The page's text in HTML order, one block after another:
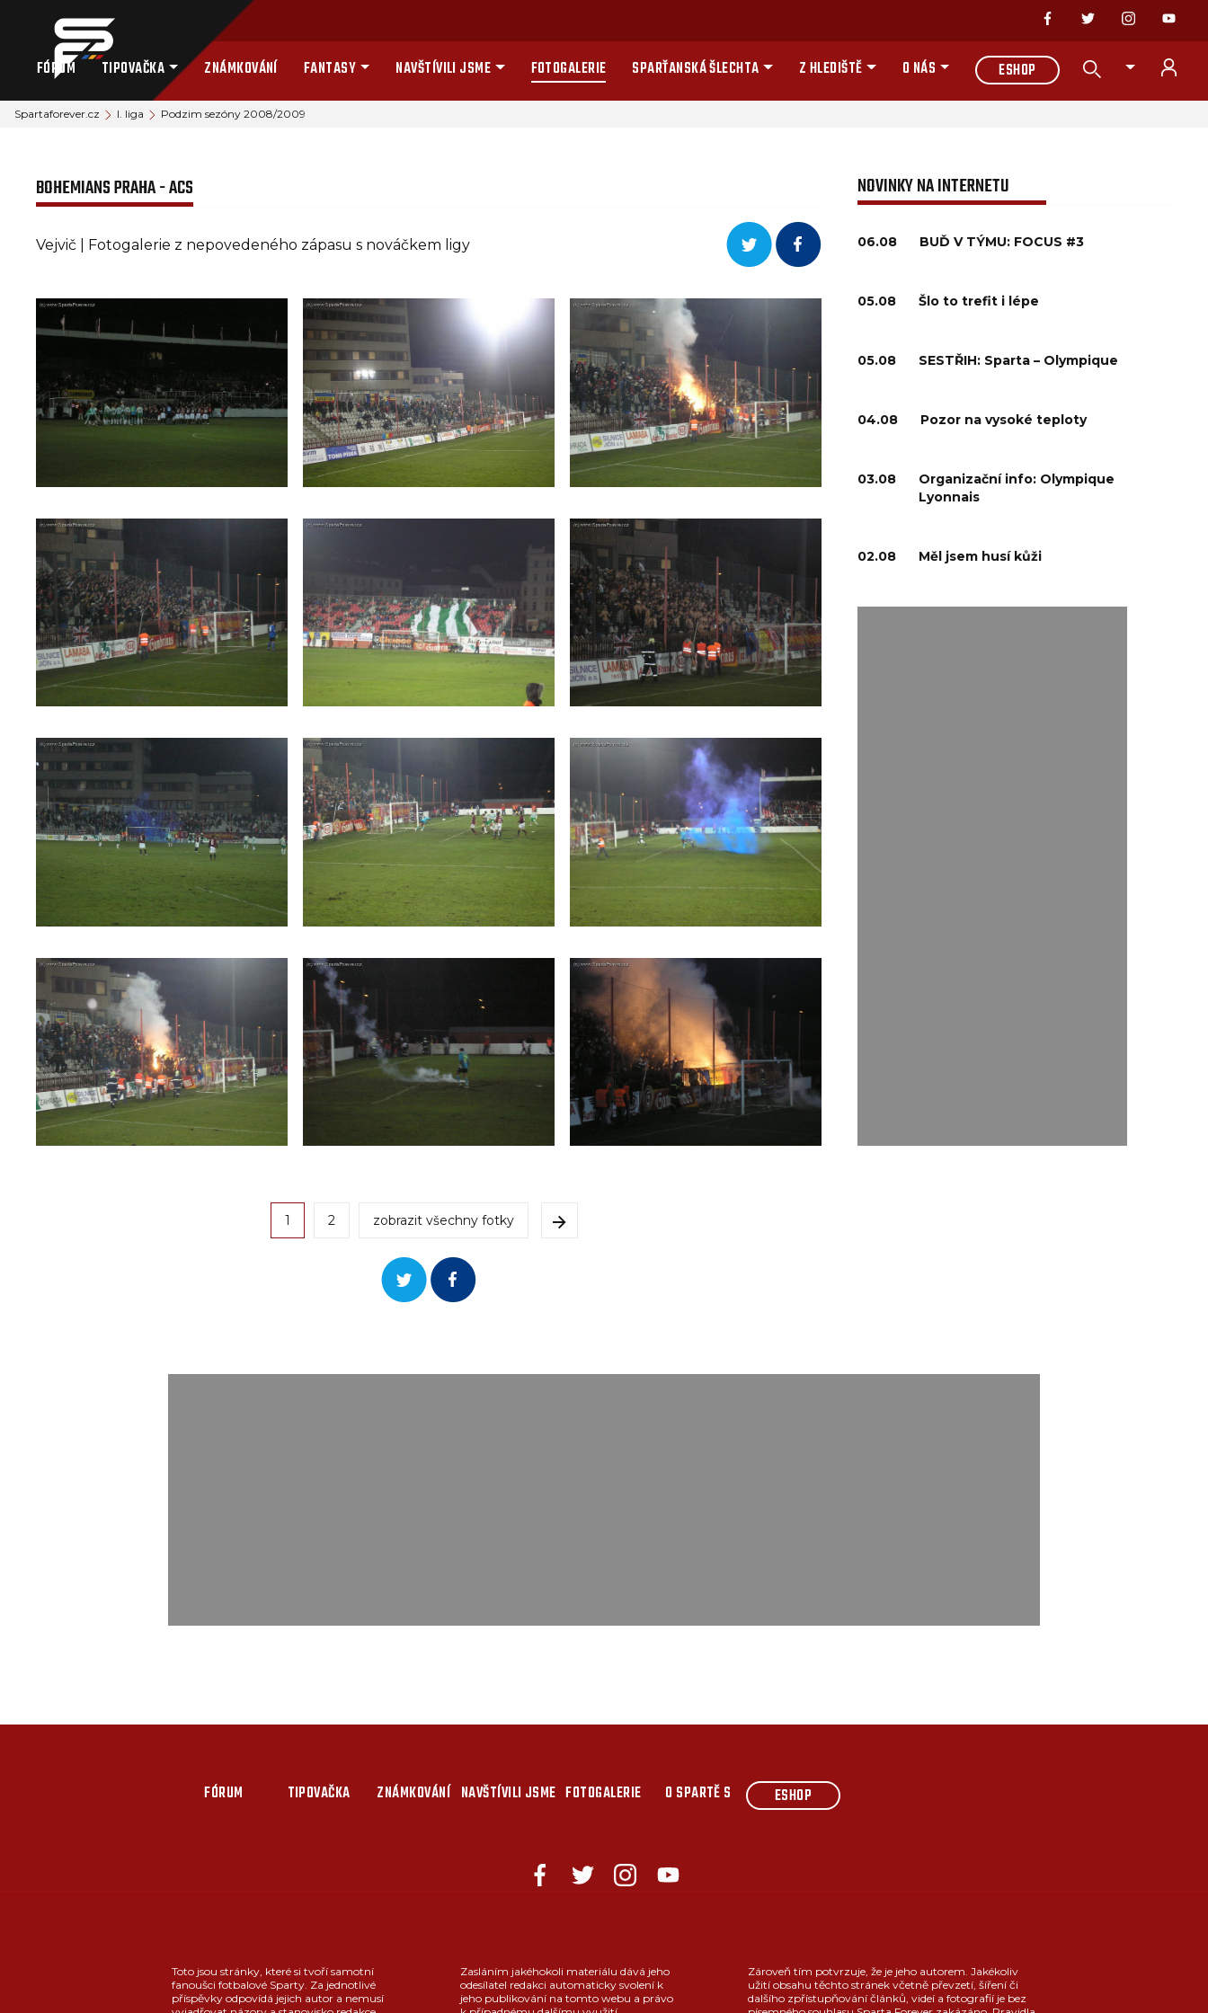
FÓRUM TIPOVAČKA ZNÁMKOVÁNÍ FANTASY NAVŠTÍVILI JSME FOTOGALERIE SPARŤANSKÁ ŠLECHTA Z HLEDIŠTĚ O NÁS ESHOP
Spartaforever.cz I. liga Podzim sezóny 2008/2009
BOHEMIANS PRAHA - ACS
Vejvič | Fotogalerie z nepovedeného zápasu s nováčkem ligy
1 2 zobrazit všechny fotky
NOVINKY NA INTERNETU
06.08 BUĎ V TÝMU: FOCUS #3
05.08 Šlo to trefit i lépe
05.08 SESTŘIH: Sparta – Olympique
04.08 Pozor na vysoké teploty
03.08
Organizační info: Olympique
Lyonnais
02.08 Měl jsem husí kůži
FÓRUM TIPOVAČKA ZNÁMKOVÁNÍ NAVŠTÍVILI JSME FOTOGALERIE O SPARTĚ S ESHOP
Toto jsou stránky, které si tvoří samotní
fanoušci fotbalové Sparty. Za jednotlivé
příspěvky odpovídá jejich autor a nemusí
Zasláním jakéhokoli materiálu dává jeho
odesílatel redakci automaticky svolení k
jeho publikování na tomto webu a právo
Zároveň tím potvrzuje, že je jeho autorem. Jakékoliv
užití obsahu těchto stránek včetně převzetí, šíření či
dalšího zpřístupňování článků, videí a fotografií je bez